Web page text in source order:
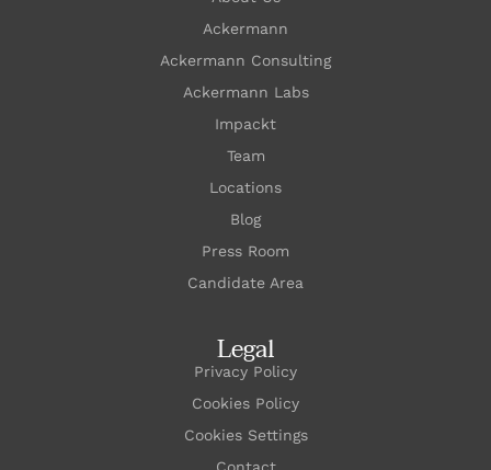
Ackermann
Ackermann Consulting
Ackermann Labs
Impackt
Team
Locations
Blog
Press Room
Candidate Area
Legal
Privacy Policy
Cookies Policy
Cookies Settings
Contact